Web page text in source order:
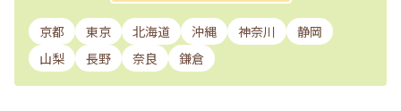
京都 東京 北海道 沖縄 神奈川
静岡
山梨
長野 奈良 鎌倉